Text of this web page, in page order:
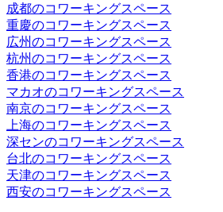
成都のコワーキングスペース
重慶のコワーキングスペース
広州のコワーキングスペース
杭州のコワーキングスペース
香港のコワーキングスペース
マカオのコワーキングスペース
南京のコワーキングスペース
上海のコワーキングスペース
深センのコワーキングスペース
台北のコワーキングスペース
天津のコワーキングスペース
西安のコワーキングスペース